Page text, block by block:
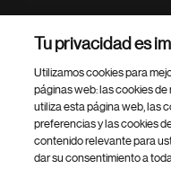
Footer Site Search
Tu privacidad es
Utilizamos cookies para
páginas web: las cookies
utiliza esta página web, las
preferencias y las cookies
contenido relevante para
dar su consentimiento a